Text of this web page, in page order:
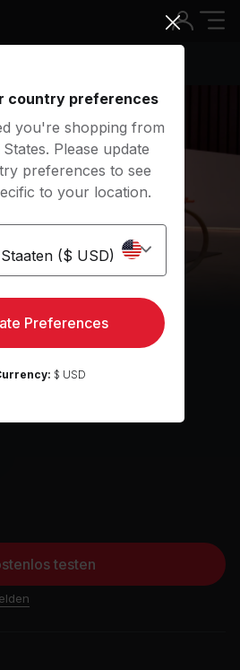
testen
& Roll Up Flows - Kristin McGee
country preferences
you're shopping from
Please update
preferences to see
to your location.
Preferences
$ USD